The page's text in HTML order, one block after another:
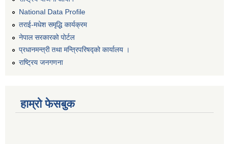
National Data Profile
तराई-मधेश समृद्धि कार्यक्रम
नेपाल सरकारको पोर्टल
प्रधानमन्त्री तथा मन्त्रिपरिषद्को कार्यालय ।
राष्ट्रिय जनगणना
हाम्रो फेसबुक